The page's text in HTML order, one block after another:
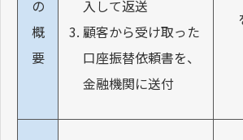
の
概
要
入して返送
顧客から受け取った
口座振替依頼書を、
金融機関に送付